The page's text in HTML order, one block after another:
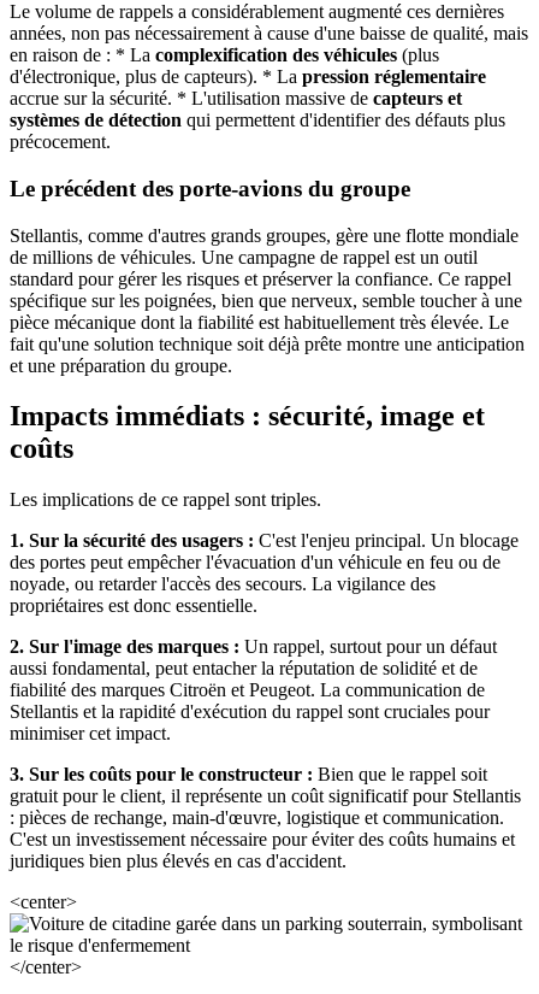
Le volume de rappels a considérablement augmenté ces dernières
années, non pas nécessairement à cause d'une baisse de qualité, mais
en raison de : * La complexification des véhicules (plus
d'électronique, plus de capteurs). * La pression réglementaire
accrue sur la sécurité. * L'utilisation massive de capteurs et
systèmes de détection qui permettent d'identifier des défauts plus
précocement.
Le précédent des porte-avions du groupe
Stellantis, comme d'autres grands groupes, gère une flotte mondiale
de millions de véhicules. Une campagne de rappel est un outil
standard pour gérer les risques et préserver la confiance. Ce rappel
spécifique sur les poignées, bien que nerveux, semble toucher à une
pièce mécanique dont la fiabilité est habituellement très élevée. Le
fait qu'une solution technique soit déjà prête montre une anticipation
et une préparation du groupe.
Impacts immédiats : sécurité, image et
coûts
Les implications de ce rappel sont triples.
1. Sur la sécurité des usagers : C'est l'enjeu principal. Un blocage
des portes peut empêcher l'évacuation d'un véhicule en feu ou de
noyade, ou retarder l'accès des secours. La vigilance des
propriétaires est donc essentielle.
2. Sur l'image des marques : Un rappel, surtout pour un défaut
aussi fondamental, peut entacher la réputation de solidité et de
fiabilité des marques Citroën et Peugeot. La communication de
Stellantis et la rapidité d'exécution du rappel sont cruciales pour
minimiser cet impact.
3. Sur les coûts pour le constructeur : Bien que le rappel soit
gratuit pour le client, il représente un coût significatif pour Stellantis
: pièces de rechange, main-d'œuvre, logistique et communication.
C'est un investissement nécessaire pour éviter des coûts humains et
juridiques bien plus élevés en cas d'accident.
<center>
</center>